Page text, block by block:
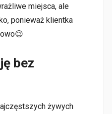
miejsca, ale
ponieważ klientka
bez
żywych